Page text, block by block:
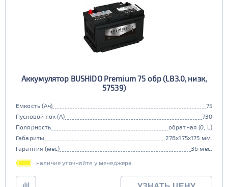
Аккумулятор BUSHIDO Premium 75 обр (LB3.0, низк,
57539)
Емкость (Ач)
75
Пусковой ток (А)
730
Полярность
обратная (0, L)
Габариты
278x175x175 мм.
Гарантия (мес)
36 мес.
наличие уточняйте у менеджера